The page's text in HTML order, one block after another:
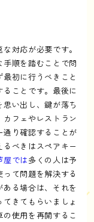
対応が必要です。
順を踏むことで問
初に行うべきこと
ことです。最後に
い出し、鍵が落ち
フェやレストラン
り確認することが
べきはスペアキー
屋では多くの人は予
て問題を解決する
る場合は、それを
きてもらいましょ
使用を再開するこ